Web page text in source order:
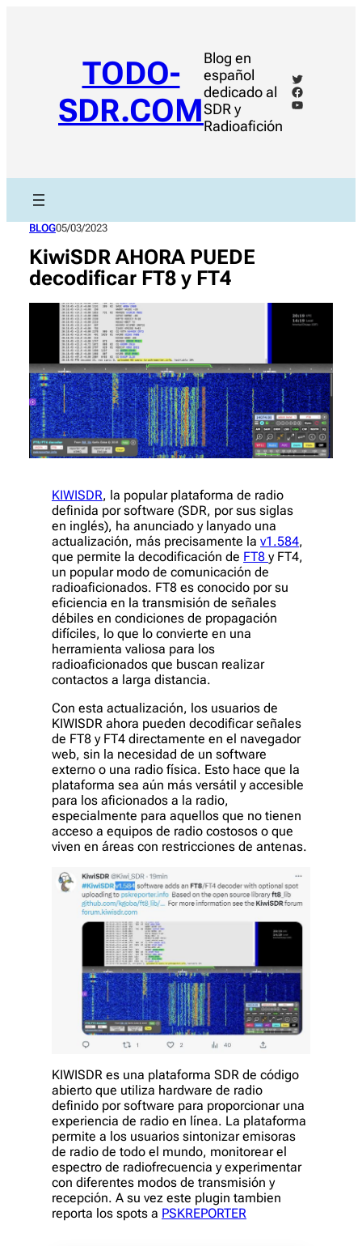
TODO-
SDR.COM
Blog en
español
dedicado al
SDR y
Radioafición
Twitter
Facebook
YouTube
BLOG05/03/2023
KiwiSDR AHORA PUEDE
decodificar FT8 y FT4
KIWISDR, la popular plataforma de radio
definida por software (SDR, por sus siglas
en inglés), ha anunciado y lanyado una
actualización, más precisamente la v1.584,
que permite la decodificación de FT8 y FT4,
un popular modo de comunicación de
radioaficionados. FT8 es conocido por su
eficiencia en la transmisión de señales
débiles en condiciones de propagación
difíciles, lo que lo convierte en una
herramienta valiosa para los
radioaficionados que buscan realizar
contactos a larga distancia.
Con esta actualización, los usuarios de
KIWISDR ahora pueden decodificar señales
de FT8 y FT4 directamente en el navegador
web, sin la necesidad de un software
externo o una radio física. Esto hace que la
plataforma sea aún más versátil y accesible
para los aficionados a la radio,
especialmente para aquellos que no tienen
acceso a equipos de radio costosos o que
viven en áreas con restricciones de antenas.
KIWISDR es una plataforma SDR de código
abierto que utiliza hardware de radio
definido por software para proporcionar una
experiencia de radio en línea. La plataforma
permite a los usuarios sintonizar emisoras
de radio de todo el mundo, monitorear el
espectro de radiofrecuencia y experimentar
con diferentes modos de transmisión y
recepción. A su vez este plugin tambien
reporta los spots a PSKREPORTER